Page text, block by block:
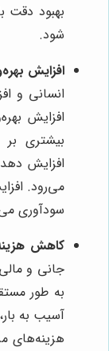
بهبود
شود.
افزایش
انسانی و
افزایش
بیشتری
افزایش
می‌رود.
سودآوری
کاهش
جانی و
به طور
آسیب به
هزینه‌های